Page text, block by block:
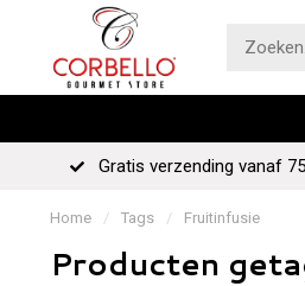
Gratis verzending vanaf
Home / Tags / Fruitinfusie
Producten